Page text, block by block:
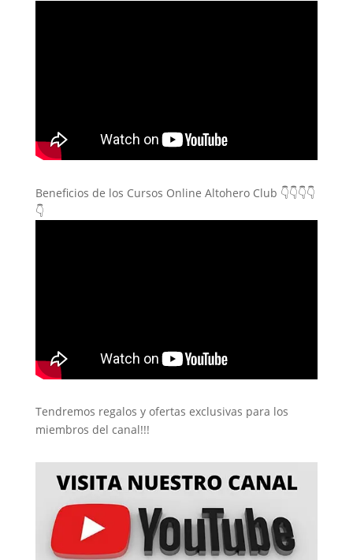
Beneficios de los Cursos Online Altohero Club 👇👇👇👇
👇
Tendremos regalos y ofertas exclusivas para los
miembros del canal!!!